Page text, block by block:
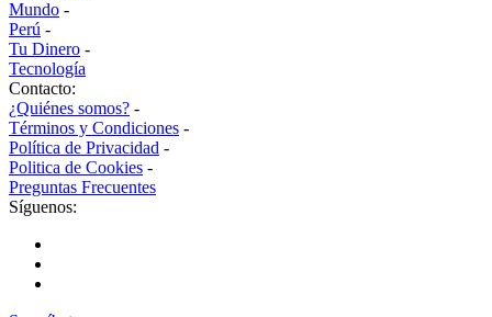
Mundo -
Perú -
Tu Dinero -
Tecnología
Contacto:
¿Quiénes somos? -
Términos y Condiciones -
Política de Privacidad -
Politica de Cookies -
Preguntas Frecuentes
Síguenos: